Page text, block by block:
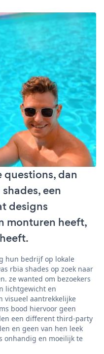
questions, dan
een
designs
monturen heeft,
hun bedrijf op lokale
rbia shades op zoek naar
ze wanted om bezoekers
lichtgewicht en
visueel aantrekkelijke
bood hiervoor geen
een different third-party
en geen van hen leek
onhandig en moeilijk te